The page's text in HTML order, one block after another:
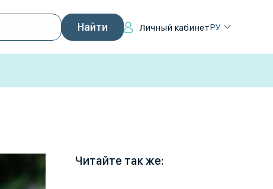
Личный кабинетРУ
Читайте так же: